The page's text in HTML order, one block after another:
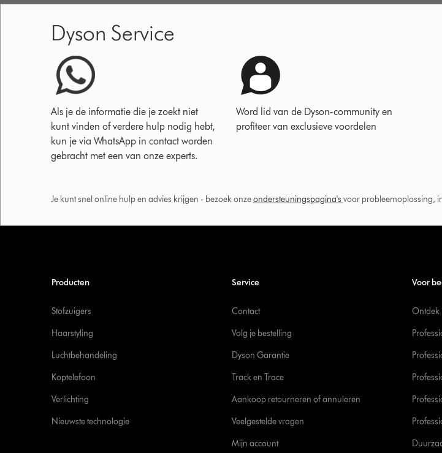
Dyson Service
Als je de informatie die je zoekt niet
kunt vinden of verdere hulp nodig hebt,
kun je via WhatsApp in contact worden
gebracht met een van onze experts.
Word lid van de Dyson-community en
profiteer van exclusieve voordelen
Je kunt snel online hulp en advies krijgen - bezoek onzeondersteuningspagina's voor probleemoplossing,
Producten
Stofzuigers
Haarstyling
Luchtbehandeling
Koptelefoon
Verlichting
Nieuwste technologie
Service
Contact
Volg je bestelling
Dyson Garantie
Track en Trace
Aankoop retourneren of annuleren
Veelgestelde vragen
Mijn account
Voor
Ontdek